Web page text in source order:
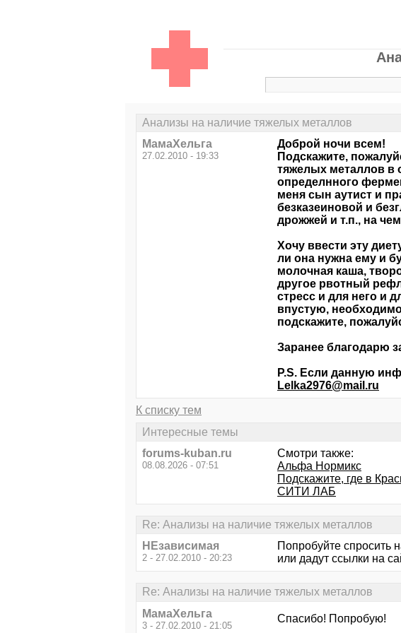
Анализы на наличие тяжелых металлов
МамаХельга
27.02.2010 - 19:33
Доброй ночи всем!
Подскажите,
тяжелых металлов в
определнного
меня сын аутист и
безказеиновой и
дрожжей и т.п., на
Хочу ввести эту
ли она нужна ему и
молочная каша,
другое рвотный
стресс и для него и
впустую,
подскажите,
Заранее благодарю
P.S. Если данную
Lelka2976@mail.ru
К списку тем
Интересные темы
forums-kuban.ru
08.08.2026 - 07:51
Смотри также:
Альфа Нормикс
Подскажите, где в
СИТИ ЛАБ
Re: Анализы на наличие тяжелых металлов
НЕзависимая
2 - 27.02.2010 - 20:23
Попробуйте спросить
или дадут ссылки на
Re: Анализы на наличие тяжелых металлов
МамаХельга
3 - 27.02.2010 - 21:05
Спасибо! Попробую!